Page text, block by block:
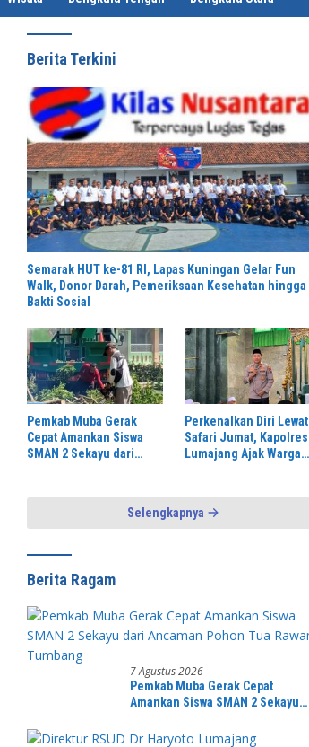
Berita Terkini
Semarak HUT ke-81 RI, Lapas Kuningan Gelar Fun
Walk, Donor Darah, Pemeriksaan Kesehatan hingga
Bakti Sosial
Pemkab Muba Gerak
Cepat Amankan Siswa
SMAN 2 Sekayu dari
Perkenalkan Diri Lewat
Safari Jumat, Kapolres
Lumajang Ajak Warga
Selengkapnya
Berita Ragam
7 Agustus 2026
Pemkab Muba Gerak Cepat
Amankan Siswa SMAN 2 Sekayu
Tumbang